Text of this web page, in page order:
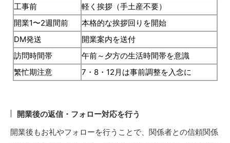
工事前
軽く挨拶（手土産不要）
開業1〜2週間前
本格的な挨拶回りを開始
DM発送
開業案内を送付
訪問時間帯
午前～夕方の生活時間帯を意識
繁忙期注意
7・8・12月は事前調整を入念に
開業後の返信・フォロー対応を行う
開業後もお礼やフォローを行うことで、関係者との信頼関係